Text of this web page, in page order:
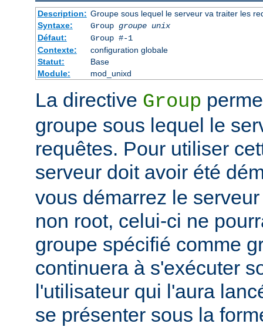
Description: Groupe sous lequel le serveur va traiter les
Syntaxe:
Group groupe unix
Défaut:
Group #-1
Contexte:
configuration globale
Statut:
Base
Module:
mod_unixd
La directive Group
groupe sous lequel le
requêtes. Pour utiliser
serveur doit avoir été
vous démarrez le
non root, celui-ci ne
groupe spécifié comme
continuera à s'exécuter
l'utilisateur qui l'aura
se présenter sous la